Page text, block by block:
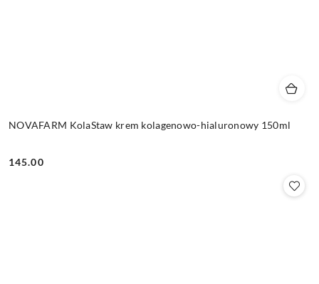
NOVAFARM KolaStaw krem kolagenowo-hialuronowy 150ml
Cena:
145.00